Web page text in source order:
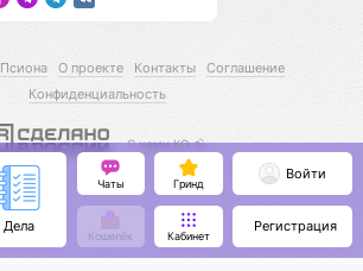
Псиона О проекте Контакты
Соглашение
Конфиденциальность
С нами КО 🕉️
Дела
Чаты Гринд
Кошелёк Кабинет
Войти
Регистрация